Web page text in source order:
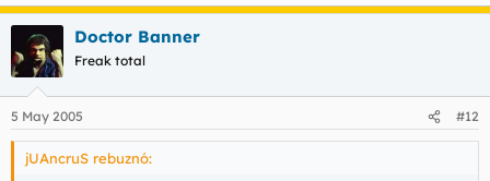
Doctor Banner
Freak total
5 May 2005 #12
jUAncruS rebuznó: